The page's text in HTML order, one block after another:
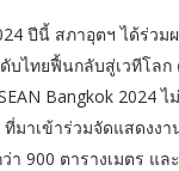
ปีนี้ สภาอุตฯ ได้ร่ว
บไทยฟื้นกลับสู่เวทีโล
Bangkok 2024
ที่มาเข้าร่วมจัดแสดงง
า 900 ตารางเมตร แ